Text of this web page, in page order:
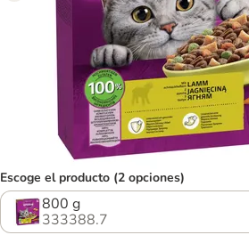
Escoge el producto (2 opciones)
800 g
333388.7